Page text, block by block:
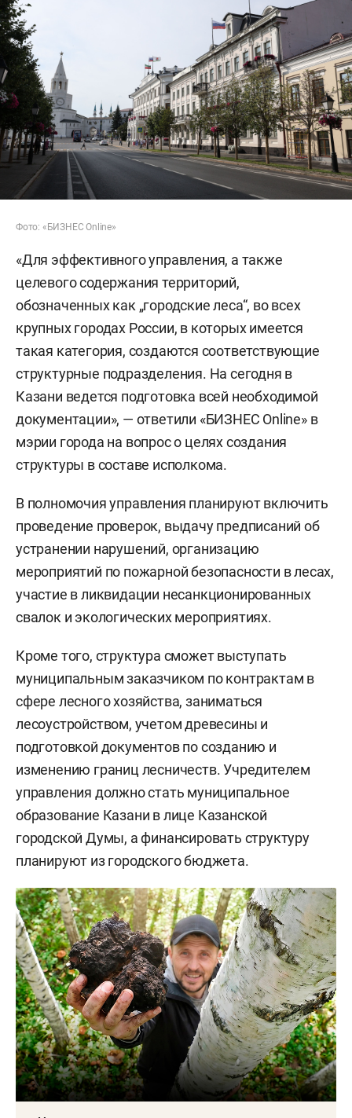
Фото: «БИЗНЕС Online»
«Для эффективного управления, а также
целевого содержания территорий,
обозначенных как „городские леса“, во всех
крупных городах России, в которых имеется
такая категория, создаются соответствующие
структурные подразделения. На сегодня в
Казани ведется подготовка всей необходимой
документации», — ответили «БИЗНЕС Online» в
мэрии города на вопрос о целях создания
структуры в составе исполкома.
В полномочия управления планируют включить
проведение проверок, выдачу предписаний об
устранении нарушений, организацию
мероприятий по пожарной безопасности в лесах,
участие в ликвидации несанкционированных
свалок и экологических мероприятиях.
Кроме того, структура сможет выступать
муниципальным заказчиком по контрактам в
сфере лесного хозяйства, заниматься
лесоустройством, учетом древесины и
подготовкой документов по созданию и
изменению границ лесничеств. Учредителем
управления должно стать муниципальное
образование Казани в лице Казанской
городской Думы, а финансировать структуру
планируют из городского бюджета.